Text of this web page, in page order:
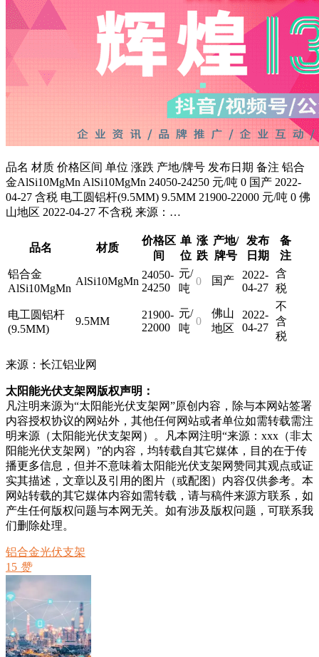
品名 材质 价格区间 单位 涨跌 产地/牌号 发布日期 备注 铝合
金AlSi10MgMn AlSi10MgMn 24050-24250 元/吨 0 国产 2022-
04-27 含税 电工圆铝杆(9.5MM) 9.5MM 21900-22000 元/吨 0 佛
山地区 2022-04-27 不含税 来源：…
品名 材质
价格区
间
单
位
涨
跌
产地/
牌号
发布
日期
备
注
铝合金
AlSi10MgMn
AlSi10MgMn
24050-
24250
元/
吨
0 国产
2022-
04-27
含
税
电工圆铝杆
(9.5MM)
9.5MM
21900-
22000
元/
吨
0
佛山
地区
2022-
04-27
不
含
税
来源：长江铝业网
太阳能光伏支架网版权声明：
凡注明来源为“太阳能光伏支架网”原创内容，除与本网站签署
内容授权协议的网站外，其他任何网站或者单位如需转载需注
明来源（太阳能光伏支架网）。凡本网注明“来源：xxx（非太
阳能光伏支架网）”的内容，均转载自其它媒体，目的在于传
播更多信息，但并不意味着太阳能光伏支架网赞同其观点或证
实其描述，文章以及引用的图片（或配图）内容仅供参考。本
网站转载的其它媒体内容如需转载，请与稿件来源方联系，如
产生任何版权问题与本网无关。如有涉及版权问题，可联系我
们删除处理。
铝合金光伏支架
15 赞